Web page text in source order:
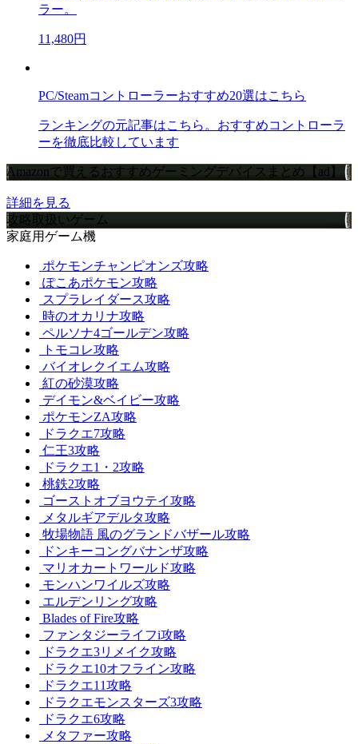
ラー。
11,480円
PC/Steamコントローラーおすすめ20選はこちら
ランキングの元記事はこちら。おすすめコントローラ
ーを徹底比較しています
Amazonで買えるおすすめゲーミングデバイスまとめ【ad】
詳細を見る
攻略取扱いゲーム
家庭用ゲーム機
ポケモンチャンピオンズ攻略
ぽこあポケモン攻略
スプラレイダース攻略
時のオカリナ攻略
ペルソナ4ゴールデン攻略
トモコレ攻略
バイオレクイエム攻略
紅の砂漠攻略
デイモン&ベイビー攻略
ポケモンZA攻略
ドラクエ7攻略
仁王3攻略
ドラクエ1・2攻略
桃鉄2攻略
ゴーストオブヨウテイ攻略
メタルギアデルタ攻略
牧場物語 風のグランドバザール攻略
ドンキーコングバナンザ攻略
マリオカートワールド攻略
モンハンワイルズ攻略
エルデンリング攻略
Blades of Fire攻略
ファンタジーライフi攻略
ドラクエ3リメイク攻略
ドラクエ10オフライン攻略
ドラクエ11攻略
ドラクエモンスターズ3攻略
ドラクエ6攻略
メタファー攻略